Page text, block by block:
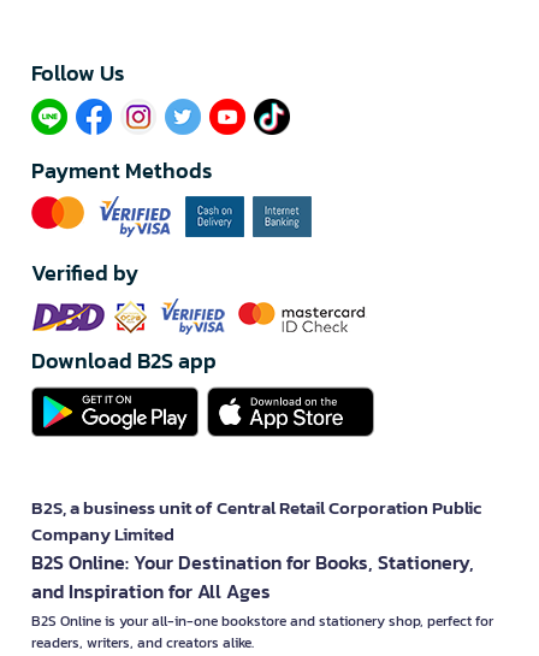
Follow Us​
Payment Methods
Verified by
Download B2S app
B2S, a business unit of Central Retail Corporation Public
Company Limited
B2S Online: Your Destination for Books, Stationery,
and Inspiration for All Ages
B2S Online is your all-in-one bookstore and stationery shop, perfect for
readers, writers, and creators alike.